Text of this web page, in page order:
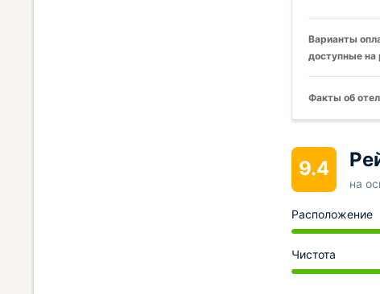
Варианты
доступные на
Факты об
9.4
на
Расположение
Чистота